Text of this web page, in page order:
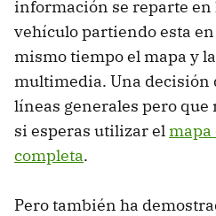
información se reparte en
vehículo partiendo esta
mismo tiempo el mapa y
multimedia. Una decisión
líneas generales pero
si esperas utilizar elmapa
completa.
Pero también ha